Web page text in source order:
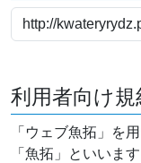
利用者向け規
「ウェブ魚拓」を
「魚拓」といいま